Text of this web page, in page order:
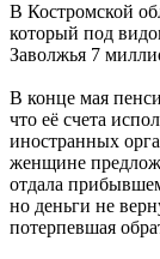
В Костромской
который под
Заволжья 7
В конце мая
что её счета
иностранных
женщине
отдала
но деньги не
потерпевшая